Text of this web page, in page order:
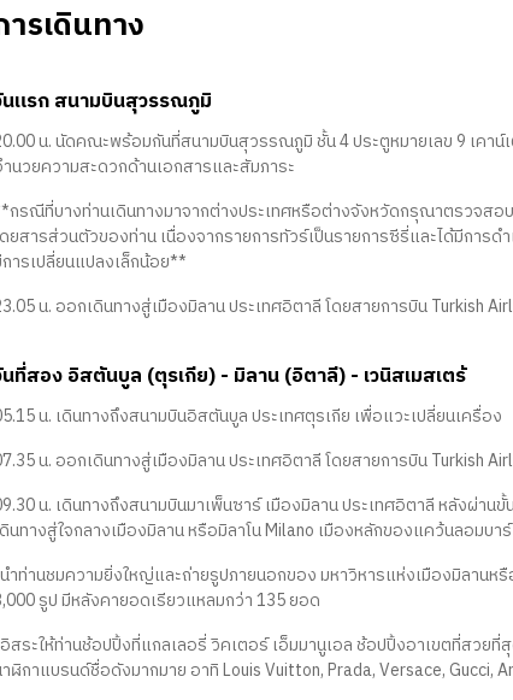
รเดินทาง
แรก สนามบินสุวรรณภูมิ
น. นัดคณะพร้อมกันที่สนามบินสุวรรณภูมิ ชั้น 4 ประตูหมายเลข 9 เคา
นวยความสะดวกด้านเอกสารและสัมภาระ
กรณีที่บางท่านเดินทางมาจากต่างประเทศหรือต่างจังหวัดกรุณาตรวจสอ
ยสารส่วนตัวของท่าน เนื่องจากรายการทัวร์เป็นรายการซีรี่และได้มีการด
ารเปลี่ยนแปลงเล็กน้อย**
น. ออกเดินทางสู่เมืองมิลาน ประเทศอิตาลี โดยสายการบิน Turkish
ที่สอง อิสตันบูล (ตุรเกีย) - มิลาน (อิตาลี) - เวนิสเมสเตร้
น. เดินทางถึงสนามบินอิสตันบูล ประเทศตุรเกีย เพื่อแวะเปลี่ยนเครื่อง
น. ออกเดินทางสู่เมืองมิลาน ประเทศอิตาลี โดยสายการบิน Turkish
น. เดินทางถึงสนามบินมาเพ็นซาร์ เมืองมิลาน ประเทศอิตาลี หลังผ่า
นทางสู่ใจกลางเมืองมิลาน หรือมิลาโน Milano เมืองหลักของแคว้นลอมบ
ำท่านชมความยิ่งใหญ่และถ่ายรูปภายนอกของ มหาวิหารแห่งเมืองมิลานห
รูป มีหลังคายอดเรียวแหลมกว่า 135 ยอด
สระให้ท่านช้อปปิ้งที่แกลเลอรี่ วิคเตอร์ เอ็มมานูเอล ช้อปปิ้งอาเขตที่สวย
ฬิกาแบรนด์ชื่อดังมากมาย อาทิ Louis Vuitton, Prada, Versace, Gucci,